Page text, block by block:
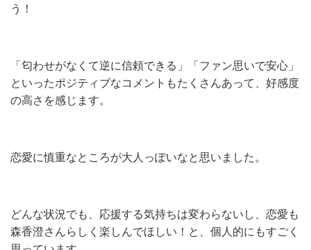
う！
「匂わせがなくて逆に信頼できる」「ファン思いで安心」
といったポジティブなコメントもたくさんあって、好感度
の高さを感じます。
恋愛に慎重なところが大人っぽいなと思いました。
どんな状況でも、応援する気持ちは変わらないし、恋愛も
森香澄さんらしく楽しんでほしい！と、個人的にもすごく